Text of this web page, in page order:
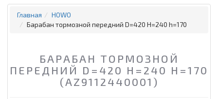
Главная
HOWO
Барабан тормозной передний D=420 H=240 h=170
БАРАБАН ТОРМОЗНОЙ
ПЕРЕДНИЙ D=420 H=240 H=170
(AZ9112440001)